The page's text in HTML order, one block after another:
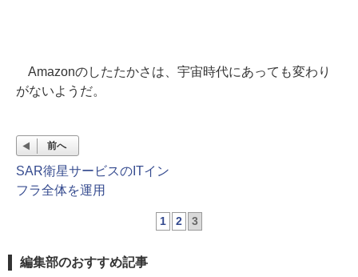
Amazonのしたたかさは、宇宙時代にあっても変わり
がないようだ。
前へ
SAR衛星サービスのITイン
フラ全体を運用
1 2 3
編集部のおすすめ記事